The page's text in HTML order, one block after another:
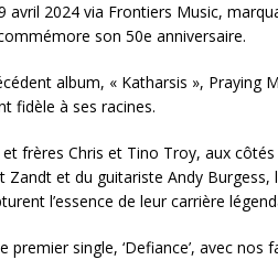
avril 2024 via Frontiers Music,
son 50e anniversaire.
album, « Katharsis », Praying
fidèle à ses racines.
frères Chris et Tino Troy, aux
Zandt et du guitariste Andy
l’essence de leur carrière
single, ‘Defiance’, avec nos